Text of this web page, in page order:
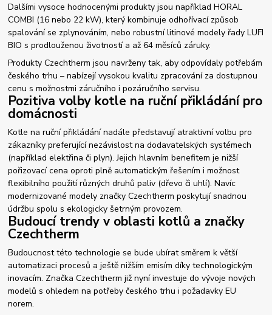
Dalšími vysoce hodnocenými produkty jsou například HORAL
COMBI (16 nebo 22 kW), který kombinuje odhořívací způsob
spalování se zplynováním, nebo robustní litinové modely řady LUFI
BIO s prodlouženou životností a až 64 měsíců záruky.
Produkty Czechtherm jsou navrženy tak, aby odpovídaly potřebám
českého trhu – nabízejí vysokou kvalitu zpracování za dostupnou
cenu s možnostmi záručního i pozáručního servisu.
Pozitiva volby kotle na ruční přikládání pro
domácnosti
Kotle na ruční přikládání nadále představují atraktivní volbu pro
zákazníky preferující nezávislost na dodavatelských systémech
(například elektřina či plyn). Jejich hlavním benefitem je nižší
pořizovací cena oproti plně automatickým řešením i možnost
flexibilního použití různých druhů paliv (dřevo či uhlí). Navíc
modernizované modely značky Czechtherm poskytují snadnou
údržbu spolu s ekologicky šetrným provozem.
Budoucí trendy v oblasti kotlů a značky
Czechtherm
Budoucnost této technologie se bude ubírat směrem k větší
automatizaci procesů a ještě nižším emisím díky technologickým
inovacím. Značka Czechtherm již nyní investuje do vývoje nových
modelů s ohledem na potřeby českého trhu i požadavky EU
norem.